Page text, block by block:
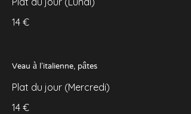
14 €
Veau à l'italienne, pâtes
Plat du jour (Mercredi)
14 €